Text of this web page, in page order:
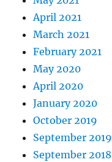
April 2021
March 2021
February 2021
May 2020
April 2020
January 2020
October 2019
September 2019
September 2018